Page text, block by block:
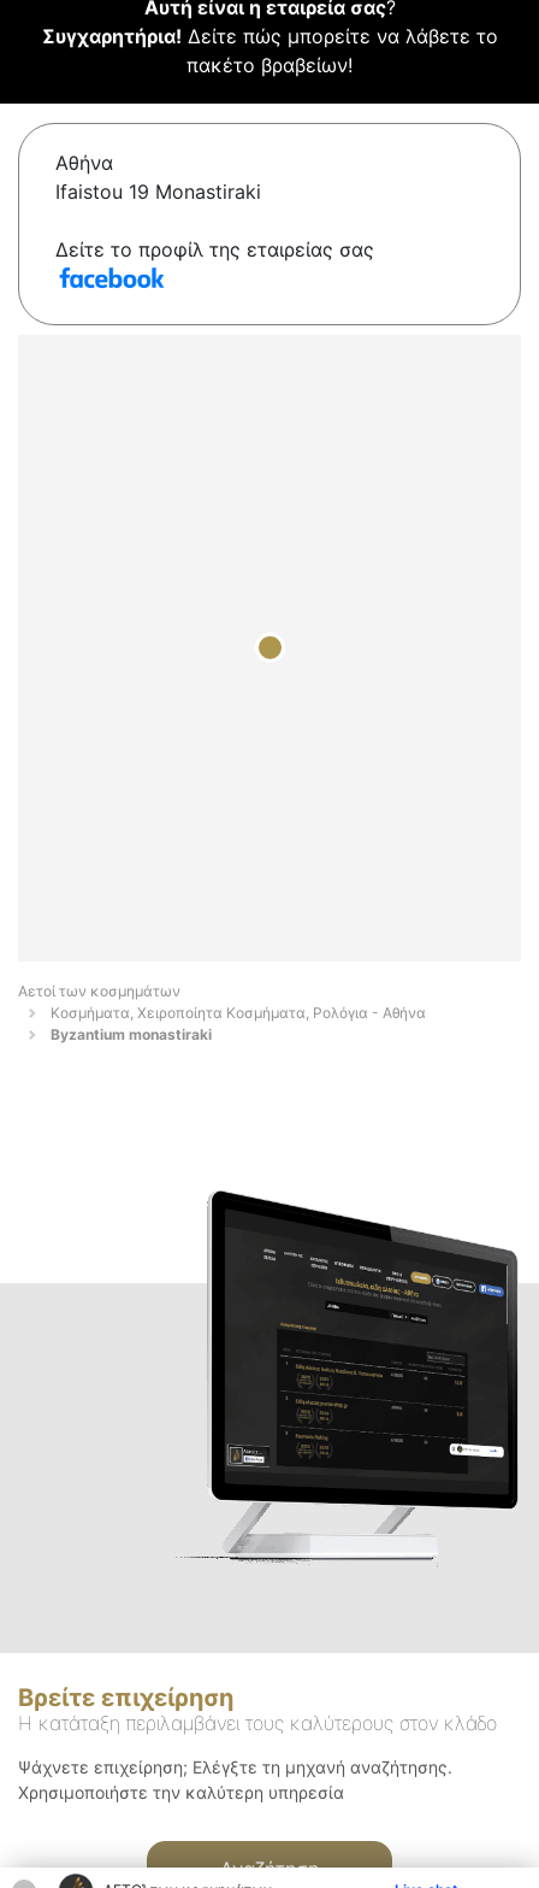
Αυτή είναι η εταιρεία σας?
Συγχαρητήρια! Δείτε πώς μπορείτε να λάβετε το
πακέτο βραβείων!
Αθήνα
Ifaistou 19 Monastiraki
Δείτε το προφίλ της εταιρείας σας
Αετοί των κοσμημάτων
Κοσμήματα, Χειροποίητα Κοσμήματα, Ρολόγια - Αθήνα
Byzantium monastiraki
Βρείτε επιχείρηση
Η κατάταξη περιλαμβάνει τους καλύτερους στον κλάδο
Ψάχνετε επιχείρηση; Ελέγξτε τη μηχανή αναζήτησης.
Χρησιμοποιήστε την καλύτερη υπηρεσία
Αναζήτηση